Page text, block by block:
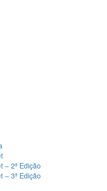
– 2ª Edição
– 3ª Edição